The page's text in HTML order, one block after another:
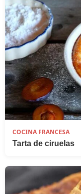
COCINA FRANCESA
Tarta de ciruelas